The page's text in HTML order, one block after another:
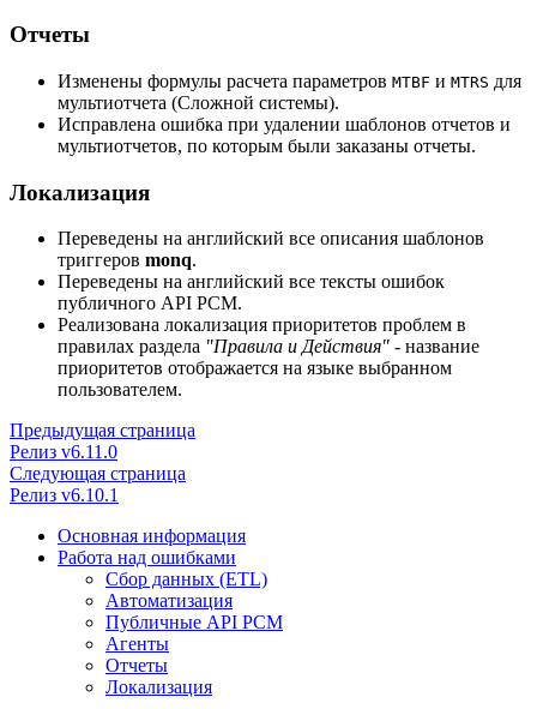
Отчеты
Изменены формулы расчета параметров MTBF и MTRS для
мультиотчета (Сложной системы).
Исправлена ошибка при удалении шаблонов отчетов и
мультиотчетов, по которым были заказаны отчеты.
Локализация
Переведены на английский все описания шаблонов
триггеров monq.
Переведены на английский все тексты ошибок
публичного API РСМ.
Реализована локализация приоритетов проблем в
правилах раздела "Правила и Действия" - название
приоритетов отображается на языке выбранном
пользователем.
Предыдущая страница
Релиз v6.11.0
Следующая страница
Релиз v6.10.1
Основная информация
Работа над ошибками
Сбор данных (ETL)
Автоматизация
Публичные API РСМ
Агенты
Отчеты
Локализация